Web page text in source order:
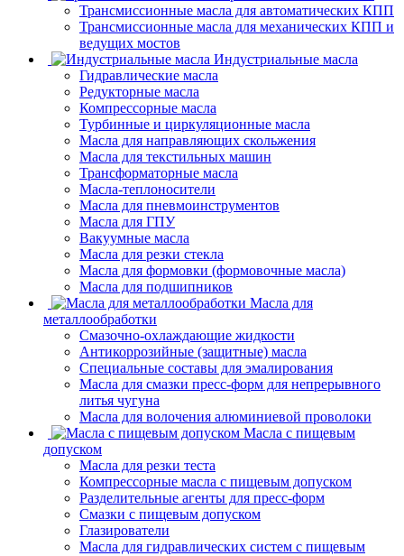
Трансмиссионные масла для автоматических КПП
Трансмиссионные масла для механических КПП и
ведущих мостов
Индустриальные масла
Гидравлические масла
Редукторные масла
Компрессорные масла
Турбинные и циркуляционные масла
Масла для направляющих скольжения
Масла для текстильных машин
Трансформаторные масла
Масла-теплоносители
Масла для пневмоинструментов
Масла для ГПУ
Вакуумные масла
Масла для резки стекла
Масла для формовки (формовочные масла)
Масла для подшипников
Масла для
металлообработки
Смазочно-охлаждающие жидкости
Антикоррозийные (защитные) масла
Специальные составы для эмалирования
Масла для смазки пресс-форм для непрерывного
литья чугуна
Масла для волочения алюминиевой проволоки
Масла с пищевым
допуском
Масла для резки теста
Компрессорные масла с пищевым допуском
Разделительные агенты для пресс-форм
Смазки с пищевым допуском
Глазирователи
Масла для гидравлических систем с пищевым